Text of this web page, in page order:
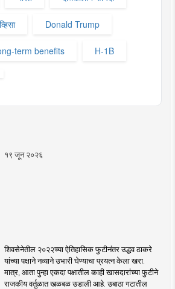
व्हिसा Donald Trump
term benefits H-1B
१९ जून २०२६
शिवसेनेतील २०२२च्या ऐतिहासिक फुटीनंतर उद्धव ठाकरे
यांच्या पक्षाने नव्याने उभारी घेण्याचा प्रयत्न केला खरा.
मात्र, आता पुन्हा एकदा पक्षातील काही खासदारांच्या फुटीने
राजकीय वर्तुळात खळबळ उडाली आहे. उबाठा गटातील